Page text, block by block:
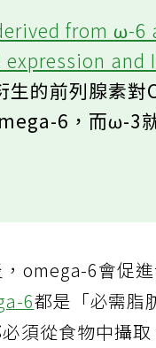
from ω-6
and
的前列腺素對
6，而ω-3
omega-6會促進
6都是「必需脂